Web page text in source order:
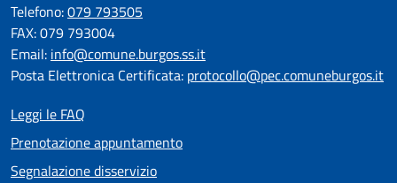
Telefono:079 793505
FAX: 079 793004
Email: info@comune.burgos.ss.it
Posta Elettronica Certificata: protocollo@pec.comuneburgos.it
Leggi le FAQ
Prenotazione appuntamento
Segnalazione disservizio